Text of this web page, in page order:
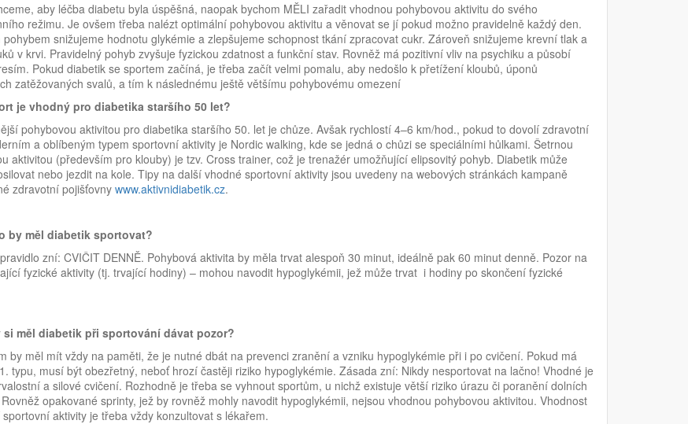
aby léčba diabetu byla úspěšná, naopak bychom MĚLI zařadit vhodnou pohybovou aktivitu do svého
režimu. Je ovšem třeba nalézt optimální pohybovou aktivitu a věnovat se jí pokud možno pravidelně každý den.
pohybem snižujeme hodnotu glykémie a zlepšujeme schopnost tkání zpracovat cukr. Zároveň snižujeme krevní tlak a
v krvi. Pravidelný pohyb zvyšuje fyzickou zdatnost a funkční stav. Rovněž má pozitivní vliv na psychiku a působí
Pokud diabetik se sportem začíná, je třeba začít velmi pomalu, aby nedošlo k přetížení kloubů, úponů
zatěžovaných svalů, a tím k následnému ještě většímu pohybovému omezení
je vhodný pro diabetika staršího 50 let?
pohybovou aktivitou pro diabetika staršího 50. let je chůze. Avšak rychlostí 4–6 km/hod., pokud to dovolí zdravotní
a oblíbeným typem sportovní aktivity je Nordic walking, kde se jedná o chůzi se speciálními hůlkami. Šetrnou
aktivitou (především pro klouby) je tzv. Cross trainer, což je trenažér umožňující elipsovitý pohyb. Diabetik může
nebo jezdit na kole. Tipy na další vhodné sportovní aktivity jsou uvedeny na webových stránkách kampaně
zdravotní pojišťovny www.aktivnidiabetik.cz.
by měl diabetik sportovat?
zní: CVIČIT DENNĚ. Pohybová aktivita by měla trvat alespoň 30 minut, ideálně pak 60 minut denně. Pozor na
fyzické aktivity (tj. trvající hodiny) – mohou navodit hypoglykémii, jež může trvat i hodiny po skončení fyzické
si měl diabetik při sportování dávat pozor?
by měl mít vždy na paměti, že je nutné dbát na prevenci zranění a vzniku hypoglykémie při i po cvičení. Pokud má
typu, musí být obezřetný, neboť hrozí častěji riziko hypoglykémie. Zásada zní: Nikdy nesportovat na lačno! Vhodné je
a silové cvičení. Rozhodně je třeba se vyhnout sportům, u nichž existuje větší riziko úrazu či poranění dolních
opakované sprinty, jež by rovněž mohly navodit hypoglykémii, nejsou vhodnou pohybovou aktivitou. Vhodnost
aktivity je třeba vždy konzultovat s lékařem.